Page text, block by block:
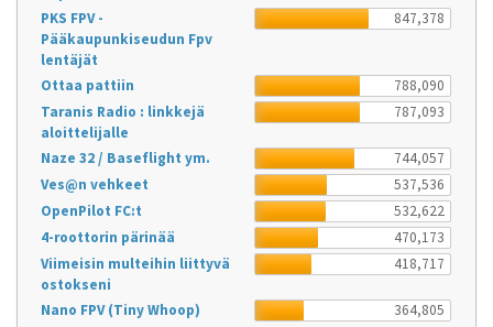
PKS FPV -
Pääkaupunkiseudun Fpv
lentäjät
847,378
Ottaa pattiin
788,090
Taranis Radio : linkkejä
aloittelijalle
787,093
Naze 32 / Baseflight ym.
744,057
Ves@n vehkeet
537,536
OpenPilot FC:t
532,622
4-roottorin pärinää
470,173
Viimeisin multeihin liittyvä
ostokseni
418,717
Nano FPV (Tiny Whoop) 364,805